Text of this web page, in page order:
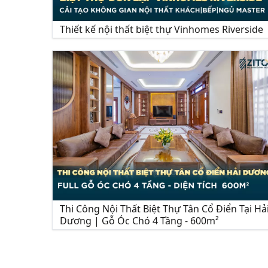
Thiết kế nội thất biệt thự Vinhomes Riverside
Thi Công Nội Thất Biệt Thự Tân Cổ Điển Tại
Dương | Gỗ Óc Chó 4 Tầng - 600m²